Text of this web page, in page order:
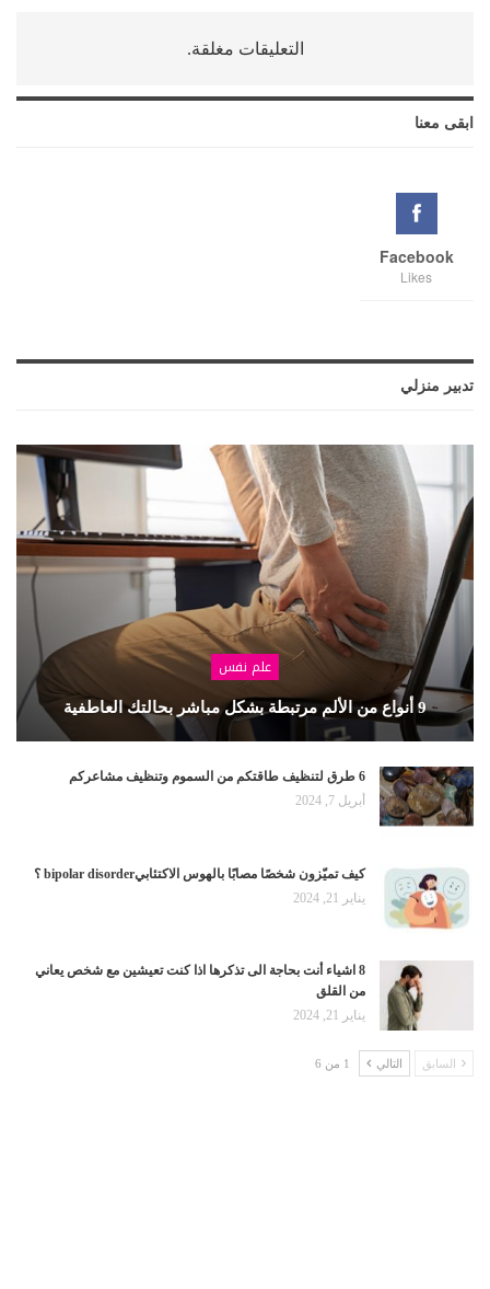
التعليقات مغلقة.
ابقى معنا
Facebook
Likes
تدبير منزلي
علم نفس
9 أنواع من الألم مرتبطة بشكل مباشر بحالتك العاطفية
6 طرق لتنظيف طاقتكم من السموم وتنظيف مشاعركم
أبريل 7, 2024
كيف تميّزون شخصًا مصابًا بالهوس الاكتئابيbipolar disorder ؟
يناير 21, 2024
8 اشياء أنت بحاجة الى تذكرها اذا كنت تعيشين مع شخص يعاني
من القلق
يناير 21, 2024
السابق التالي 1 من 6